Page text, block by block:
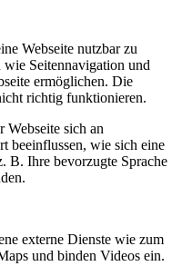
Webseite nutzbar zu
Seitennavigation und
ermöglichen. Die
richtig funktionieren.
Webseite sich an
beeinflussen, wie sich eine
B. Ihre bevorzugte Sprache
externe Dienste wie zum
und binden Videos ein.